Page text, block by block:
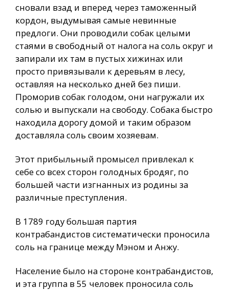
сновали взад и вперед через таможенный
кордон, выдумывая самые невинные
предлоги. Они проводили собак целыми
стаями в свободный от налога на соль округ и
запирали их там в пустых хижинах или
просто привязывали к деревьям в лесу,
оставляя на несколько дней без пиши.
Проморив собак голодом, они нагружали их
солью и выпускали на свободу. Собака быстро
находила дорогу домой и таким образом
доставляла соль своим хозяевам.
Этот прибыльный промысел привлекал к
себе со всех сторон голодных бродяг, по
большей части изгнанных из родины за
различные преступления.
В 1789 году большая партия
контрабандистов систематически проносила
соль на границе между Мэном и Анжу.
Население было на стороне контрабандистов,
и эта группа в 55 человек проносила соль